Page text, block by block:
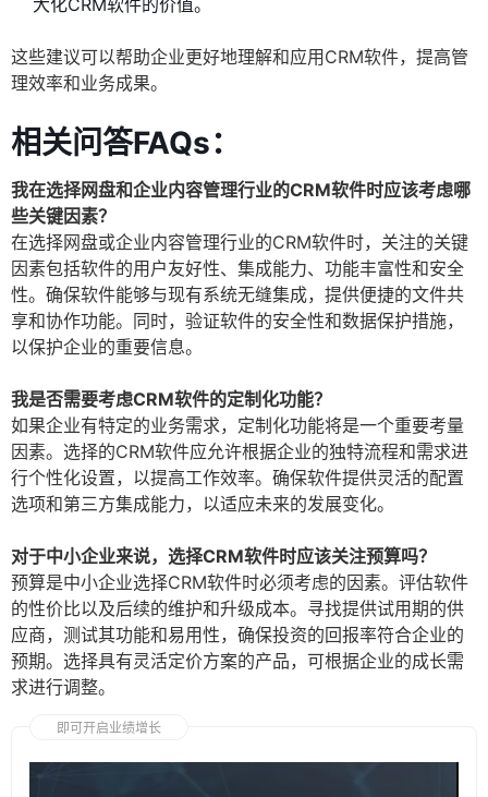
大化CRM软件的价值。
这些建议可以帮助企业更好地理解和应用CRM软件，提高管
理效率和业务成果。
相关问答FAQs：
我在选择网盘和企业内容管理行业的CRM软件时应该考虑哪
些关键因素？
在选择网盘或企业内容管理行业的CRM软件时，关注的关键
因素包括软件的用户友好性、集成能力、功能丰富性和安全
性。确保软件能够与现有系统无缝集成，提供便捷的文件共
享和协作功能。同时，验证软件的安全性和数据保护措施，
以保护企业的重要信息。
我是否需要考虑CRM软件的定制化功能？
如果企业有特定的业务需求，定制化功能将是一个重要考量
因素。选择的CRM软件应允许根据企业的独特流程和需求进
行个性化设置，以提高工作效率。确保软件提供灵活的配置
选项和第三方集成能力，以适应未来的发展变化。
对于中小企业来说，选择CRM软件时应该关注预算吗？
预算是中小企业选择CRM软件时必须考虑的因素。评估软件
的性价比以及后续的维护和升级成本。寻找提供试用期的供
应商，测试其功能和易用性，确保投资的回报率符合企业的
预期。选择具有灵活定价方案的产品，可根据企业的成长需
求进行调整。
即可开启业绩增长